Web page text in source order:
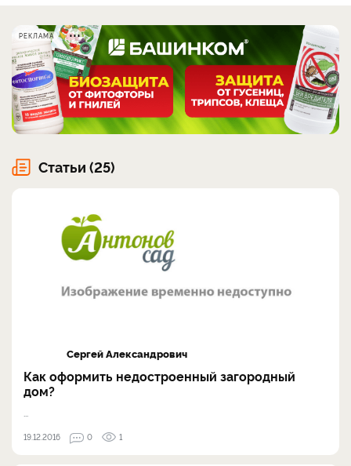
РЕКЛАМА
Статьи (25)
Сергей Александрович
Как оформить недостроенный загородный
дом?
19.12.2016 0 1